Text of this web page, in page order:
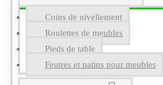
Coins de nivellement
Roulettes de meubles
Pieds de table
Feutres et patins pour meubles